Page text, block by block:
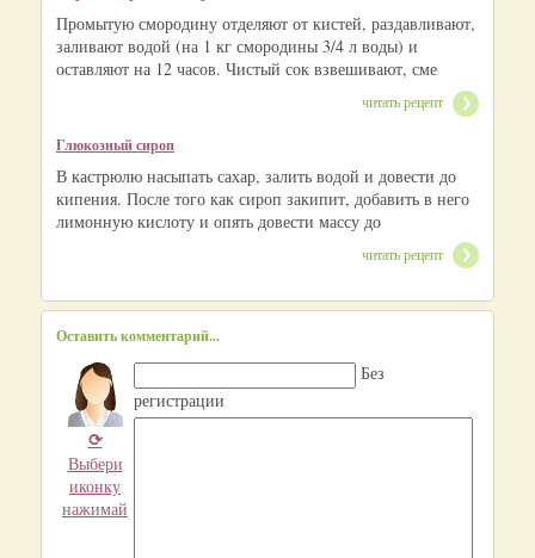
Промытую смородину отделяют от кистей, раздавливают,
заливают водой (на 1 кг смородины 3/4 л воды) и
оставляют на 12 часов. Чистый сок взвешивают, сме
читать рецепт
Глюкозный сироп
В кастрюлю насыпать сахар, залить водой и довести до
кипения. После того как сироп закипит, добавить в него
лимонную кислоту и опять довести массу до
читать рецепт
Оставить комментарий...
⟳
Выбери
иконку
нажимай
Без
регистрации